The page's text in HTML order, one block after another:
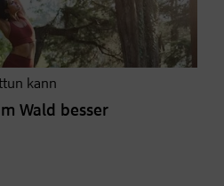
kann
Wald besser